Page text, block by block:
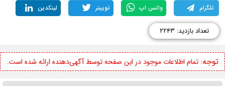
تلگرام واتس اپ توییتر لینکدین
تعداد بازدید: ۲۲۴۳
توجه:تمام اطلاعات موجود در این صفحه توسط آگهی‌دهنده ارائه شده است.